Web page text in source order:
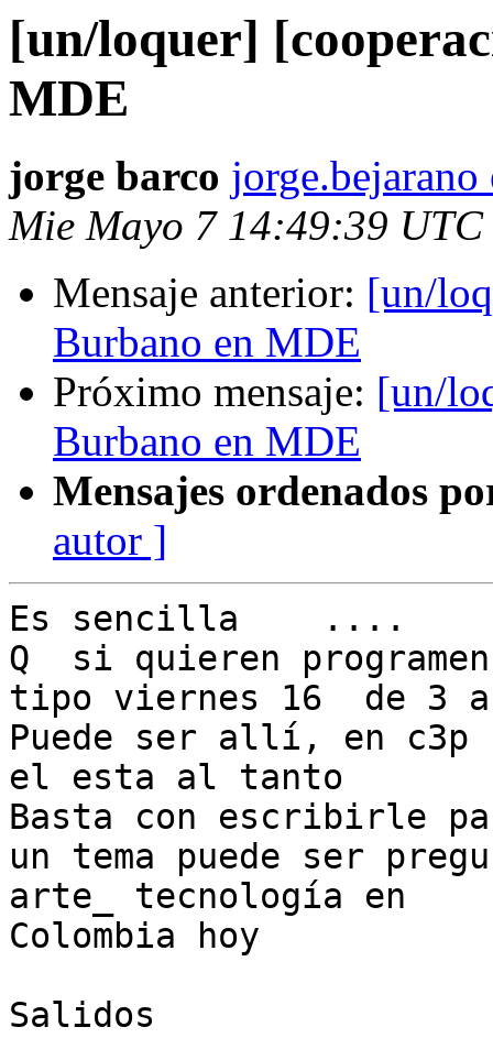
[un/loquer]
MDE
jorge barco
Mie Mayo 7 14:49:39 UTC
Mensaje anterior: [un/
Burbano en MDE
Próximo mensaje: [un/
Burbano en MDE
Mensajes ordenados
autor ]
Es sencilla    ....
Q  si quieren
tipo viernes 16  de 3 a
Puede ser allí, en c3p
el esta al tanto
Basta con escribirle
un tema puede ser
arte_ tecnología en
Colombia hoy
Salidos